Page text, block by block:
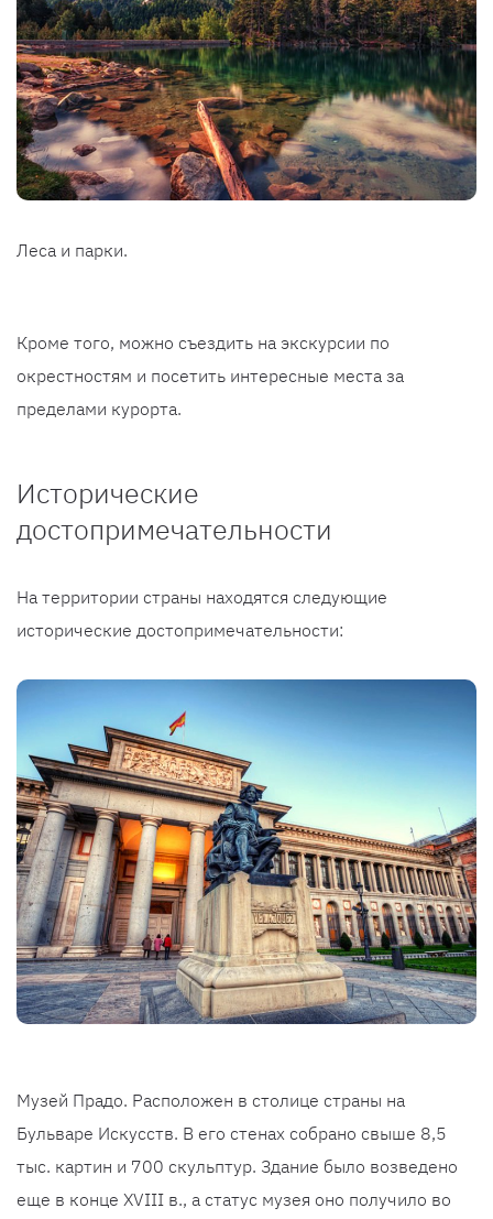
Леса и парки.
Кроме того, можно съездить на экскурсии по
окрестностям и посетить интересные места за
пределами курорта.
Исторические
достопримечательности
На территории страны находятся следующие
исторические достопримечательности:
Музей Прадо. Расположен в столице страны на
Бульваре Искусств. В его стенах собрано свыше 8,5
тыс. картин и 700 скульптур. Здание было возведено
еще в конце XVIII в., а статус музея оно получило во